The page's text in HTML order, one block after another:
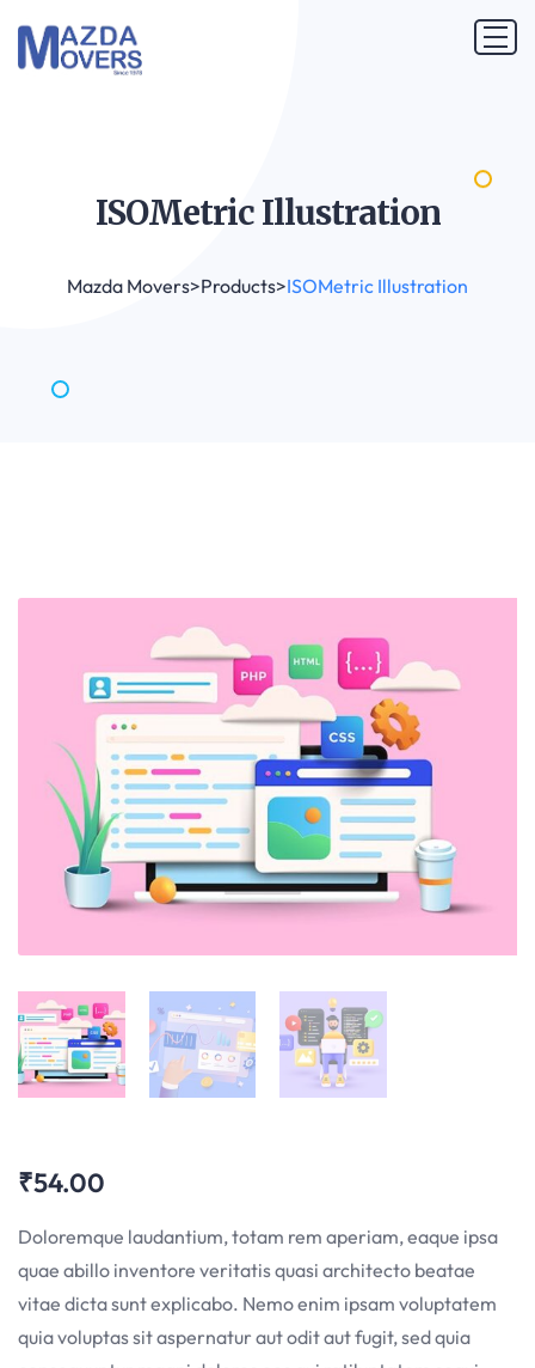
ISOMetricIllustration
Mazda Movers>Products>ISOMetric Illustration
₹54.00
Doloremque laudantium, totam rem aperiam, eaque ipsa
quae abillo inventore veritatis quasi architecto beatae
vitae dicta sunt explicabo. Nemo enim ipsam voluptatem
quia voluptas sit aspernatur aut odit aut fugit, sed quia